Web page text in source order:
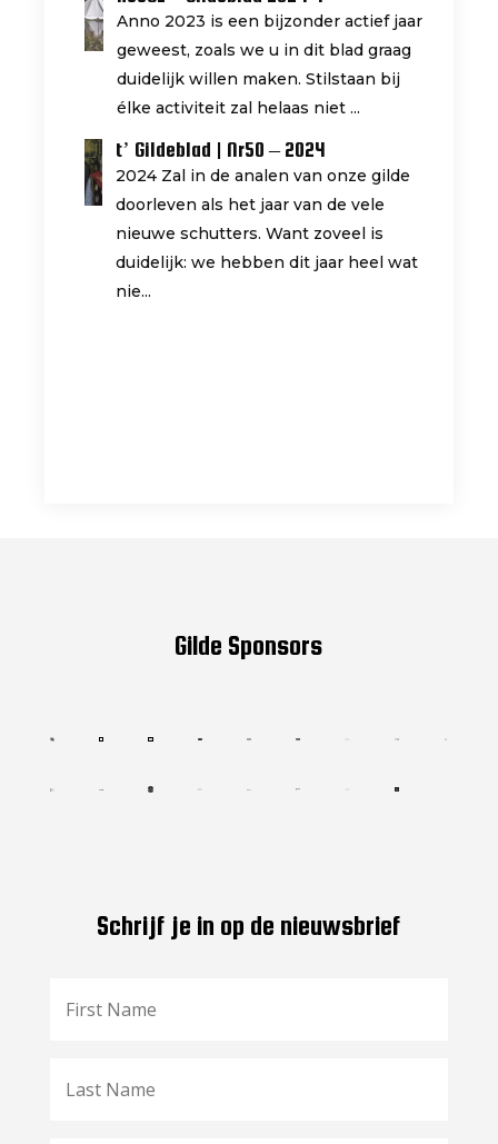
Anno 2023 is een bijzonder actief jaar
geweest, zoals we u in dit blad graag
duidelijk willen maken. Stilstaan bij
élke activiteit zal helaas niet ...
t’ Gildeblad | Nr50 – 2024
2024 Zal in de analen van onze gilde
doorleven als het jaar van de vele
nieuwe schutters. Want zoveel is
duidelijk: we hebben dit jaar heel wat
nie...
Gilde Sponsors
Schrijf je in op de nieuwsbrief